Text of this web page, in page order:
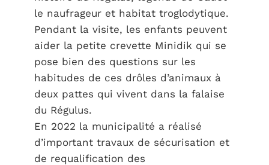
le naufrageur et habitat troglodytique.
Pendant la visite, les enfants peuvent
aider la petite crevette Minidik qui se
pose bien des questions sur les
habitudes de ces drôles d’animaux à
deux pattes qui vivent dans la falaise
du Régulus.
En 2022 la municipalité a réalisé
d’important travaux de sécurisation et
de requalification des